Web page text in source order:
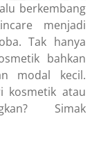
berkembang
menjadi
Tak hanya
bahkan
modal kecil.
kosmetik atau
Simak